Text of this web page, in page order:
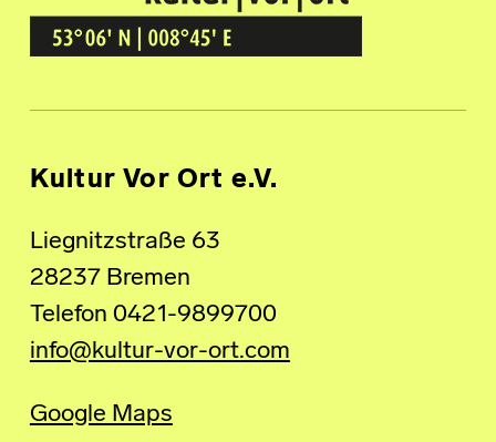
Kultur Vor Ort
BREMEN GRÖPELINGEN
Kultur Vor Ort e.V.
Liegnitzstraße 63
28237 Bremen
Telefon 0421-9899700
info@kultur-vor-ort.com
Google Maps